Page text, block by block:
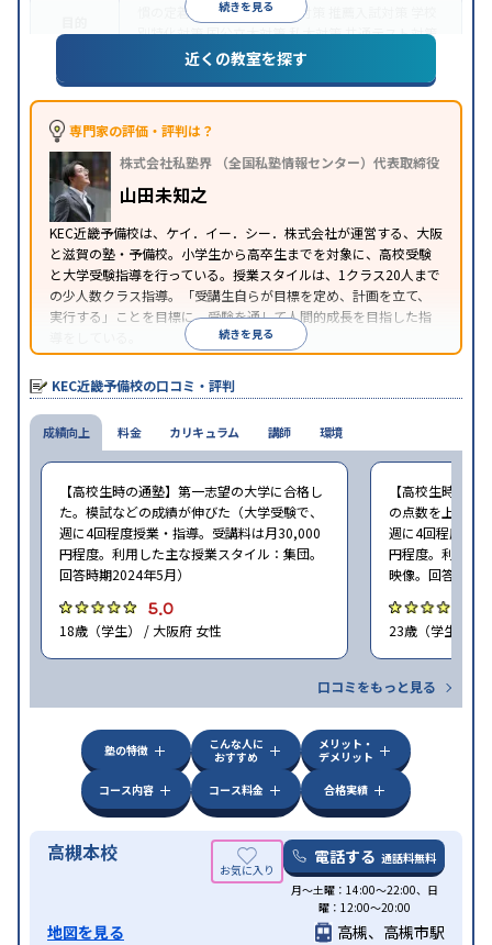
続きを見る
慣の定着 総合型選抜(旧AO)対策
別特化対策国公立大対策私大対策共通テスト対策
英検(英語検定)対策
特徴
中高一貫校生に対応特待生・奨学金制度あり不登
校生に対応学習にPC・タブレットを利用1科目か
ら受講可能
※2024年6月調査。
近くの教室を探す
専門家の評価・評判は？
株式会社私塾界 （全国私塾情報センター）代表取締役
山田未知之
KEC近畿予備校は、ケイ．イー．シー．株式会社が運営する、大阪
と滋賀の塾・予備校。小学生から高卒生までを対象に、高校受験
と大学受験指導を行っている。授業スタイルは、1クラス20人まで
の少人数クラス指導。「受講生自らが目標を定め、計画を立て、
実行する」ことを目標に、受験を通して人間的成長を目指した指
続きを見る
KEC近畿予備校の口コミ・評判
成績向上
【高校生時の通塾】第一志望の大学に合格し
た。模試などの成績が伸びた（大学受験で、
週に4回程度授業・指導。受講料は月30,000
円程度。利用した主な授業スタイル：集団。
回答時期2024年5月）
5.0
18歳（学生） / 大阪府 女性
【高校生時の通
の点数を上げる
週に4回程度授
円程度。利用し
映像。回答時期
23歳（学生） /
口コミをもっと見る
料金 カリキュラム 講師 環境
塾の特徴
こんな人に
おすすめ
メリット・
デメリット
コース内容
コース料金 合格実績
高槻本校 電話する 通話料無料
月〜土曜：14:00〜22:00、日
曜：12:00〜20:00
地図を見る 高槻、高槻市駅